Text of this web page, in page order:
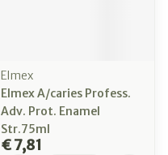
Elmex
Elmex A/caries Profess.
Adv. Prot. Enamel
Str.75ml
€ 7,81